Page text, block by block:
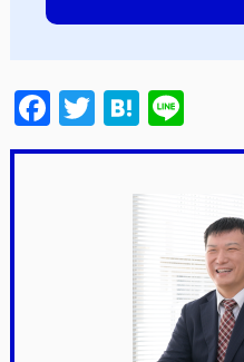
F
a
T
wi
H
at
n
a
n